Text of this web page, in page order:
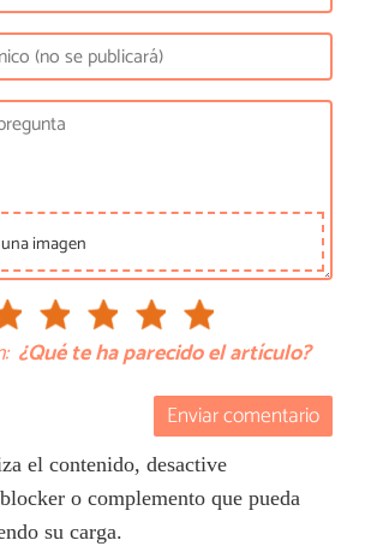
imagen
¿Qué te ha parecido el artículo?
Enviar comentario
el contenido, desactive
o complemento que pueda
su carga.